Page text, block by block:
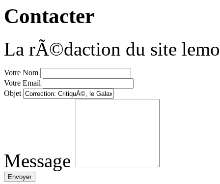
Contacter
La rÃ©daction du site
Votre Nom
Votre Email
Objet
Message